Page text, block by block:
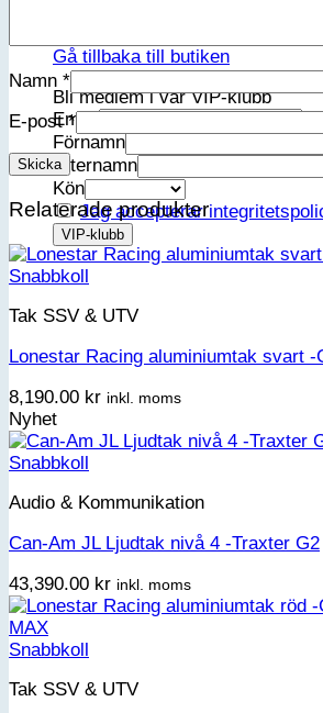
Gå tillbaka till butiken
Bli medlem i vår VIP-klubb
Email
Förnamn
Efternamn
Kön
Jag accepterar
Namn *
E-post*
Relaterade produkter
Snabbkoll
Tak SSV & UTV
Lonestar Racing aluminiumtak svart
8,190.00 kr inkl. moms
Nyhet
Snabbkoll
Audio & Kommunikation
Can-Am JL Ljudtak nivå 4 -Traxter G2
43,390.00 kr inkl. moms
Snabbkoll
Tak SSV & UTV